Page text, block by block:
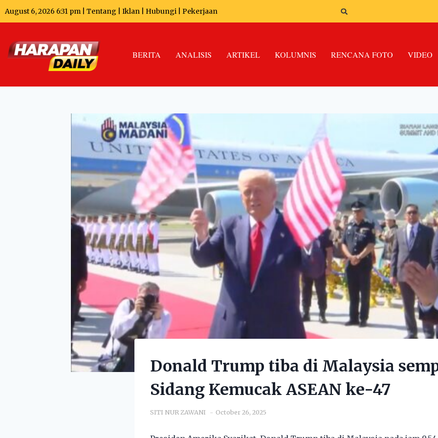
August 6, 2026 6:31 pm | Tentang Iklan Hubungi Pekerjaan
BERITA ANALISIS ARTIKEL KOLUMNIS RENCANA FOTO VIDEO
Donald Trump tiba di Malaysia
Sidang Kemucak ASEAN ke-47
SITI NUR ZAWANI October 26, 2025